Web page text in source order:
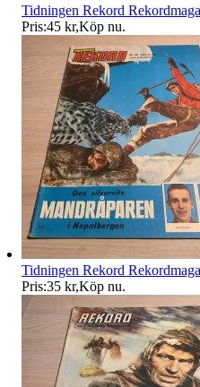
Tidningen Rekord
Pris:45 kr,Köp nu.
Tidningen Rekord
Pris:35 kr,Köp nu.